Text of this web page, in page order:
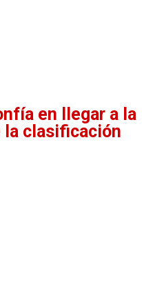
en llegar a la
la clasificación